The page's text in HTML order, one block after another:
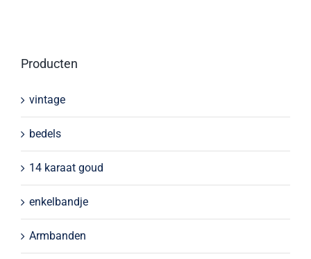
Producten
vintage
bedels
14 karaat goud
enkelbandje
Armbanden